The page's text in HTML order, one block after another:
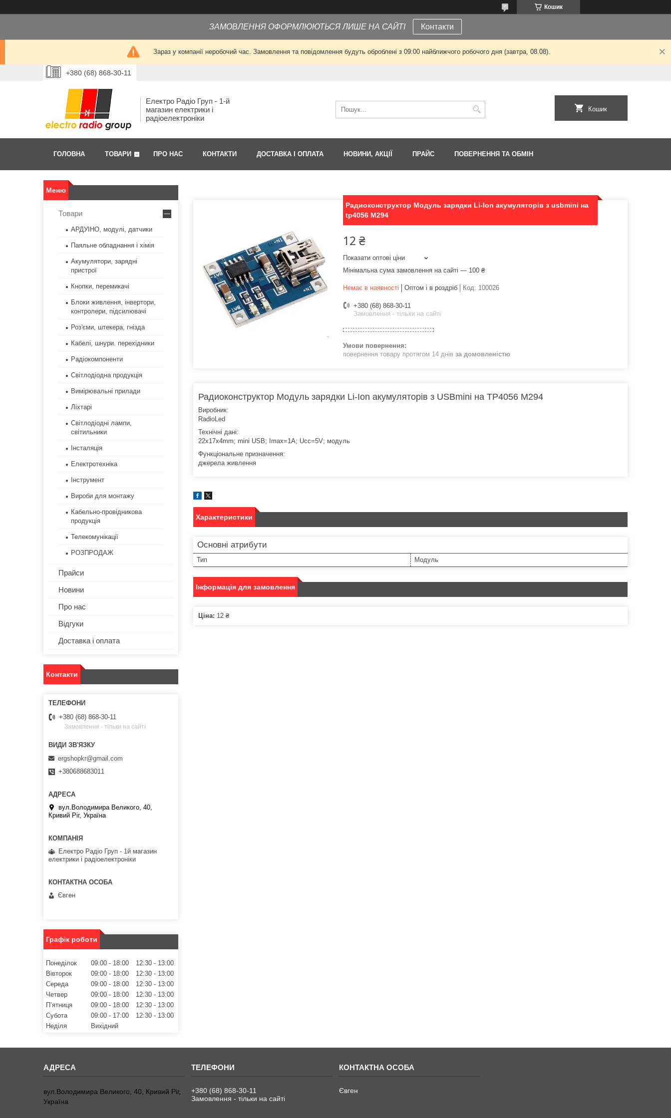
Кошик
ЗАМОВЛЕННЯ ОФОРМЛЮЮТЬСЯ ЛИШЕ НА САЙТІ Контакти
Зараз у компанії неробочий час. Замовлення та повідомлення будуть оброблені з 09:00 найближчого робочого дня (завтра, 08.08).
+380 (68) 868-30-11
Електро Радіо Груп - 1-й
магазин електрики і
радіоелектроніки
Кошик
ГОЛОВНА ТОВАРИ ПРО НАС КОНТАКТИ ДОСТАВКА І ОПЛАТА НОВИНИ, АКЦІЇ ПРАЙС ПОВЕРНЕННЯ ТА ОБМІН
Радиоконструктор Модуль зарядки Li-Ion акумуляторів з usbmini на
tp4056 M294
12 ₴
Показати оптові ціни
Мінімальна сума замовлення на сайті — 100 ₴
Немає в наявності Оптом і в роздріб Код: 100026
+380 (68) 868-30-11
Замовлення - тільки на сайті
повернення товару протягом 14 днів за домовленістю
Радиоконструктор Модуль зарядки Li-Ion акумуляторів з USBmini на TP4056 M294
Виробник:
RadioLed
Технічні дані:
22x17x4mm; mini USB; Imax=1A; Ucc=5V; модуль
Функціональне призначення:
джерела живлення
Характеристики
Основні атрибути
Тип Модуль
Інформація для замовлення
Ціна: 12 ₴
Товари
АРДУІНО, модулі, датчики
Паяльне обладнання і хімія
Акумулятори, зарядні
пристрої
Кнопки, перемикачі
Блоки живлення, інвертори,
контролери, підсилювачі
Роз'єми, штекера, гнізда
Кабелі, шнури. перехідники
Радіокомпоненти
Світлодіодна продукція
Вимірювальні прилади
Ліхтарі
Світлодіодні лампи,
світильники
Інсталяція
Електротехніка
Інструмент
Вироби для монтажу
Кабельно-провідникова
продукція
Телекомунікації
РОЗПРОДАЖ
Прайси
Новини
Про нас
Відгуки
Доставка і оплата
Контакти
+380 (68) 868-30-11
Замовлення - тільки на сайті
ergshopkr@gmail.com
+380688683011
вул.Володимира Великого, 40,
Кривий Ріг, Україна
Електро Радіо Груп - 1й магазин
електрики і радіоелектроніки
Євген
Графік роботи
Понеділок 09:00 18:00 12:30
13:00
Вівторок
09:00 18:00 12:30
13:00
Середа
09:00 18:00 12:30
13:00
Четвер
09:00 18:00 12:30
13:00
Пʼятниця
09:00 18:00 12:30
13:00
Субота
09:00 17:00 12:30
13:00
Неділя
Вихідний
вул.Володимира Великого, 40, Кривий Ріг,
Україна
+380 (68) 868-30-11
Замовлення - тільки на сайті
Євген